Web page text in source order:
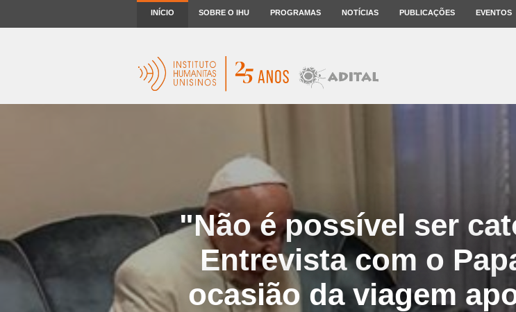
INÍCIO SOBRE O IHU PROGRAMAS NOTÍCIAS PUBLICAÇÕES EVENTOS
"Não é possível ser
Entrevista com o
ocasião da viagem